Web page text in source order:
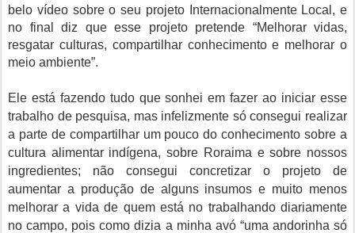
belo vídeo sobre o seu projeto Internacionalmente Local, e
no final diz que esse projeto pretende “Melhorar vidas,
resgatar culturas, compartilhar conhecimento e melhorar o
meio ambiente”.
Ele está fazendo tudo que sonhei em fazer ao iniciar esse
trabalho de pesquisa, mas infelizmente só consegui realizar
a parte de compartilhar um pouco do conhecimento sobre a
cultura alimentar indígena, sobre Roraima e sobre nossos
ingredientes; não consegui concretizar o projeto de
aumentar a produção de alguns insumos e muito menos
melhorar a vida de quem está no trabalhando diariamente
no campo, pois como dizia a minha avó “uma andorinha só